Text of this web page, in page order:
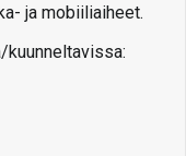
ja mobiiliaiheet.